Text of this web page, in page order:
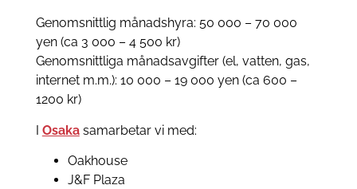
Genomsnittlig månadshyra: 50 000 – 70 000
yen (ca 3 000 – 4 500 kr)
Genomsnittliga månadsavgifter (el, vatten, gas,
internet m.m.): 10 000 – 19 000 yen (ca 600 –
1200 kr)
I Osakasamarbetar vi med:
Oakhouse
J&F Plaza